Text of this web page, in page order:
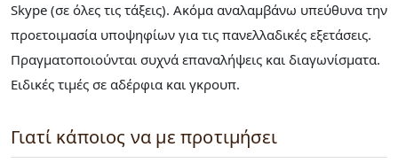
Skype (σε όλες τις τάξεις). Ακόμα αναλαμβάνω υπεύθυνα την
προετοιμασία υποψηφίων για τις πανελλαδικές εξετάσεις.
Πραγματοποιούνται συχνά επαναλήψεις και διαγωνίσματα.
Ειδικές τιμές σε αδέρφια και γκρουπ.
Γιατί κάποιος να με προτιμήσει